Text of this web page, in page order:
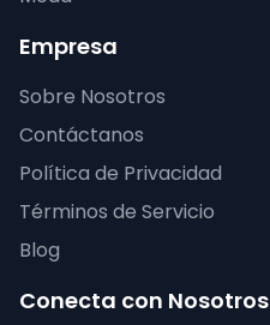
Empresa
Sobre Nosotros
Contáctanos
Política de Privacidad
Términos de Servicio
Blog
Conecta con Nosotros